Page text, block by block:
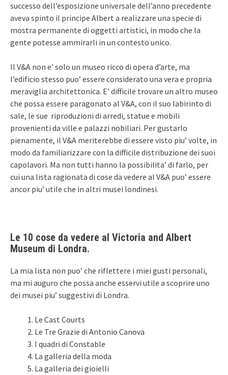
successo dell’esposizione universale dell’anno precedente
aveva spinto il principe Albert a realizzare una specie di
mostra permanente di oggetti artistici, in modo che la
gente potesse ammirarli in un contesto unico.
Il V&A non e’ solo un museo ricco di opera d’arte, ma
l’edificio stesso puo’ essere considerato una vera e propria
meraviglia architettonica. E’ difficile trovare un altro museo
che possa essere paragonato al V&A, con il suo labirinto di
sale, le sue riproduzioni di arredi, statue e mobili
provenienti da ville e palazzi nobiliari. Per gustarlo
pienamente, il V&A meriterebbe di essere visto piu’ volte, in
modo da familiarizzare con la difficile distribuzione dei suoi
capolavori. Ma non tutti hanno la possibilita’ di farlo, per
cui una lista ragionata di cose da vedere al V&A puo’ essere
ancor piu’ utile che in altri musei londinesi.
Le 10 cose da vedere al Victoria and Albert
Museum di Londra.
La mia lista non puo’ che riflettere i miei gusti personali,
ma mi auguro che possa anche esservi utile a scoprire uno
dei musei piu’ suggestivi di Londra.
Le Cast Courts
Le Tre Grazie di Antonio Canova
I quadri di Constable
La galleria della moda
La galleria dei gioielli